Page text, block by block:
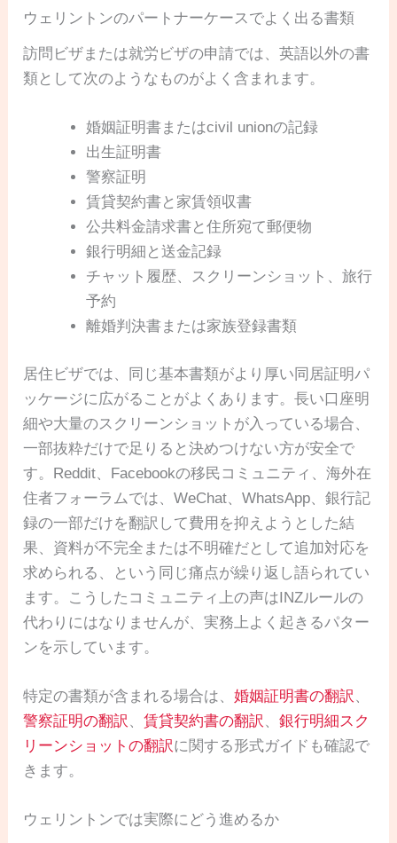
ウェリントンのパートナーケースでよく出る書類
訪問ビザまたは就労ビザの申請では、英語以外の書
類として次のようなものがよく含まれます。
婚姻証明書またはcivil unionの記録
出生証明書
警察証明
賃貸契約書と家賃領収書
公共料金請求書と住所宛て郵便物
銀行明細と送金記録
チャット履歴、スクリーンショット、旅行
予約
離婚判決書または家族登録書類
居住ビザでは、同じ基本書類がより厚い同居証明パ
ッケージに広がることがよくあります。長い口座明
細や大量のスクリーンショットが入っている場合、
一部抜粋だけで足りると決めつけない方が安全で
す。Reddit、Facebookの移民コミュニティ、海外在
住者フォーラムでは、WeChat、WhatsApp、銀行記
録の一部だけを翻訳して費用を抑えようとした結
果、資料が不完全または不明確だとして追加対応を
求められる、という同じ痛点が繰り返し語られてい
ます。こうしたコミュニティ上の声はINZルールの
代わりにはなりませんが、実務上よく起きるパター
ンを示しています。
特定の書類が含まれる場合は、婚姻証明書の翻訳 、
警察証明の翻訳 、賃貸契約書の翻訳 、銀行明細スク
リーンショットの翻訳に関する形式ガイドも確認で
きます。
ウェリントンでは実際にどう進めるか